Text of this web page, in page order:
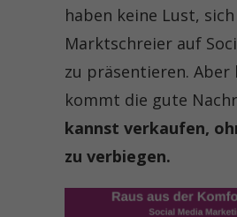
haben keine Lust,
Marktschreier auf
zu präsentieren. Aber
kommt die gute
kannst verkaufen,
zu verbiegen.